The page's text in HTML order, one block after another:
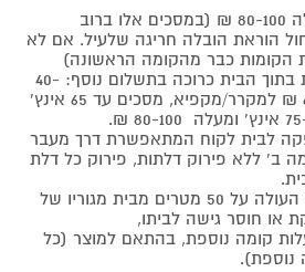
מסכים מ-75 אינץ' ומעלה 80-100 ₪ (במסכים אלו ברוב
הוראת הובלה חריגה שלעיל. אם לא
הקומות כבר מהקומה הראשונה)
הובלה לכל קומה נוספת בתוך הבית כרוכה בתשלום נוסף: 40-
50 ₪ למוצר לבן, 60-80 ₪ למקרר/מקפיא, מסכים עד 65 אינץ'
לבית לקוח המתאפשרת דרך מעבר
ב' ללא פירוק דלתות, פירוק כל דלת
באם קיים מרחק הליכה העולה על 50 מטרים מבית מגוריו של
או חוסר גישה לביתו,
קומה נוספת, בהתאם למוצר (כל